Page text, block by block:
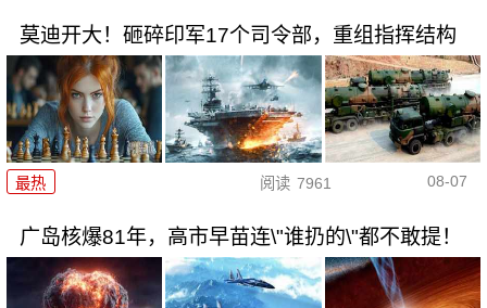
莫迪开大！砸碎印军17个司令部，重组指挥结构
最热 阅读 7961 08-07
广岛核爆81年，高市早苗连\"谁扔的\"都不敢提！